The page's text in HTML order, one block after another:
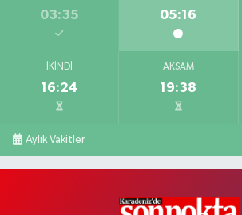
03:35 05:16
İKINDI
16:24
AKŞAM
19:38
Aylık Vakitler